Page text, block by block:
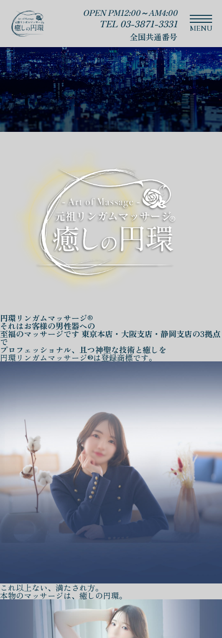
OPEN PM12:00～AM4:00
TEL 03-3871-3331
全国共通番号
円環リンガムマッサージ®
それはお客様の男性器への
至福のマッサージです 東京本店・大阪支店・静岡支店の3拠点
で
プロフェッショナル、且つ神聖な技術と癒しを
円環リンガムマッサージ®は登録商標です。
これ以上ない、満たされ方。
本物のマッサージは、癒しの円環。